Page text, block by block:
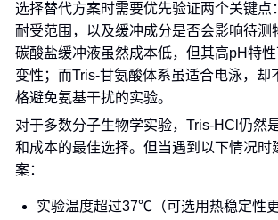
选择替代方案时需要优先验证两个关键点
耐受范围，以及缓冲成分是否会影响待测
碳酸盐缓冲液虽然成本低，但其高pH特
变性；而Tris-甘氨酸体系虽适合电泳，却
格避免氨基干扰的实验。
对于多数分子生物学实验，Tris-HCl仍然
和成本的最佳选择。但当遇到以下情况时
案：
实验温度超过37℃（可选用热稳定性